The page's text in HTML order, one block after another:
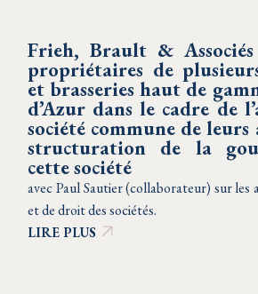
Frieh, Brault &
propriétaires de
et brasseries haut de
d’Azur dans le cadre de
société commune de
structuration de la
cette société
avec Paul Sautier (collaborateur) sur les
et de droit des sociétés.
LIRE PLUS